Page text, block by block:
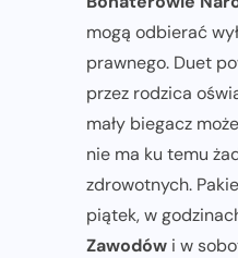
mogą odbierać
prawnego. Duet
przez rodzica
mały biegacz
nie ma ku temu
zdrowotnych.
piątek, w
Zawodów i w